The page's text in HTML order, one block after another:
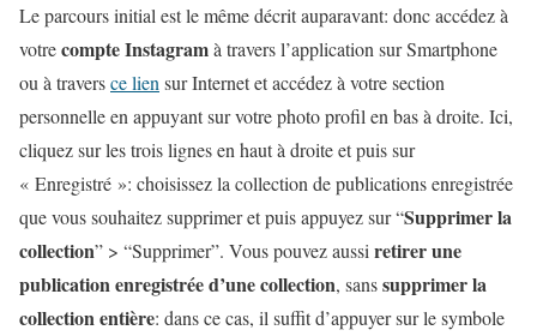
Le parcours initial est le même décrit auparavant: donc accédez à
votrecompte Instagramà travers l’application sur Smartphone
ou à traversce lien sur Internet et accédez à votre section
personnelle en appuyant sur votre photo profil en bas à droite. Ici,
cliquez sur les trois lignes en haut à droite et puis sur
« Enregistré »: choisissez la collection de publications enregistrée
que vous souhaitez supprimer et puis appuyez sur “Supprimer la
collection” > “Supprimer”. Vous pouvez aussi retirer une
publication enregistrée d’une collection, sanssupprimer la
collection entière: dans ce cas, il suffit d’appuyer sur le symbole